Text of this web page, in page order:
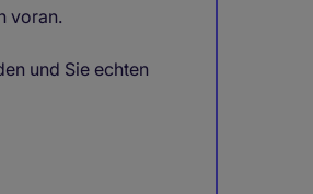
voran.
und Sie echten